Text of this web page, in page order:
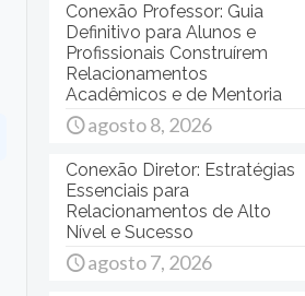
Conexão Professor: Guia
Definitivo para Alunos e
Profissionais Construírem
Relacionamentos
Acadêmicos e de Mentoria
agosto 8, 2026
Conexão Diretor: Estratégias
Essenciais para
Relacionamentos de Alto
Nível e Sucesso
agosto 7, 2026